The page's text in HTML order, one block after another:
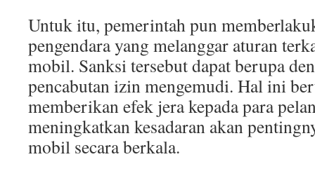
Untuk itu, pemerintah pun
pengendara yang melanggar aturan
mobil. Sanksi tersebut dapat berupa
pencabutan izin mengemudi. Hal ini
memberikan efek jera kepada para
meningkatkan kesadaran akan
mobil secara berkala.